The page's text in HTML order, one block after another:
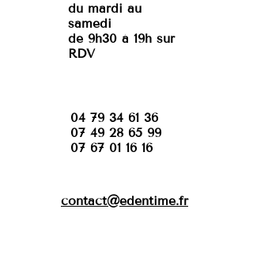
du mardi au
samedi
de 9h30 à 19h sur
RDV
04 79 34 61 36
07 49 28 65 99
07 67 01 16 16
contact@edentime.fr